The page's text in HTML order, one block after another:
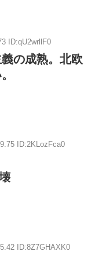
ID:qU2wrllF0
の成熟。北欧
ID:2KLozFca0
ID:8Z7GHAXK0